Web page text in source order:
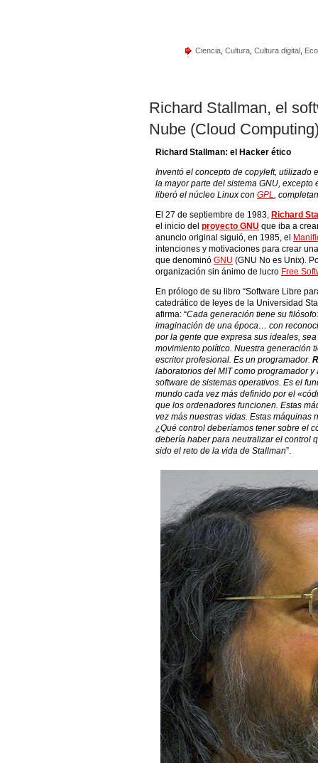
Ciencia Cultura Cultura digital
Richard Stallman, el
Nube (Cloud
Richard Stallman: el Hacker ético
Inventó el concepto de copyleft, utilizado
la mayor parte del sistema GNU, excepto
liberó el núcleo Linux con GPL,
El 27 de septiembre de 1983, Richard
el inicio del proyecto GNU que iba a
anuncio original siguió, en 1985, el
intenciones y motivaciones para crear
que denominó GNU (GNU No es Unix).
organización sin ánimo de lucro Free
En prólogo de su libro “Software Libre
catedrático de leyes de la Universidad
afirma: “Cada generación tiene su
imaginación de una época… con
por la gente que expresa sus ideales,
movimiento político. Nuestra generación
escritor profesional. Es un programador.
laboratorios del MIT como programador
software de sistemas operativos. Es el
mundo cada vez más definido por el
que los ordenadores funcionen. Estas
vez más nuestras vidas. Estas máquinas
¿Qué control deberíamos tener sobre el
debería haber para neutralizar el control
sido el reto de la vida de Stallman”.